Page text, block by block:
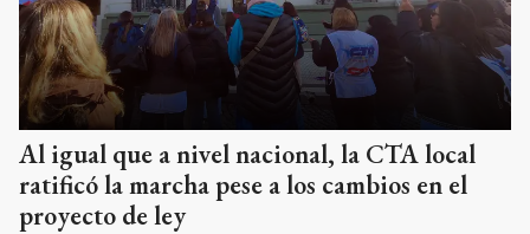
Al igual que a nivel nacional, la CTA local
ratificó la marcha pese a los cambios en el
proyecto de ley